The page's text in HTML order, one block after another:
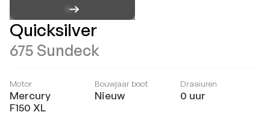
Quicksilver
675 Sundeck
Motor
Mercury
F150 XL
Bouwjaar boot
Nieuw
Draaiuren
0 uur